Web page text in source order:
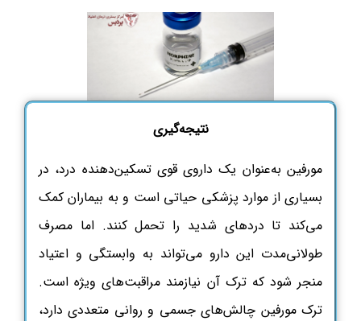
نتیجه‌گیری
مورفین به‌عنوان یک داروی قوی تسکین‌دهنده درد، در
بسیاری از موارد پزشکی حیاتی است و به بیماران کمک
می‌کند تا دردهای شدید را تحمل کنند. اما مصرف
طولانی‌مدت این دارو می‌تواند به وابستگی و اعتیاد
منجر شود که ترک آن نیازمند مراقبت‌های ویژه است.
ترک مورفین چالش‌های جسمی و روانی متعددی دارد،